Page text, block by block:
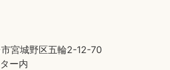
宮城野区五輪2-12-70
ー内